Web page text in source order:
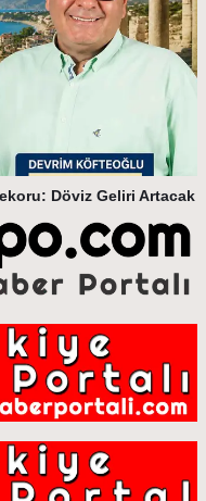
Döviz Geliri Artacak